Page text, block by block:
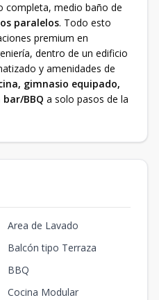
completa, medio baño de
paralelos. Todo esto
premium en
dentro de un edificio
y amenidades de
gimnasio equipado,
BBQ a solo pasos de la
Area de Lavado
Balcón tipo Terraza
BBQ
Cocina Modular